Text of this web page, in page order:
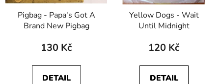
r
Pigbag - Papa's Got A
Brand New Pigbag
130 Kč
DETAIL
Yellow Dogs - Wait
Until Midnight
120 Kč
DETAIL